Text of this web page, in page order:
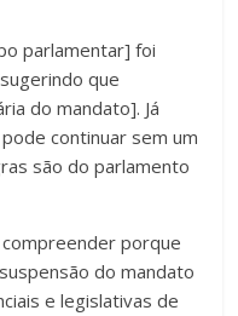
parlamentar] foi
que
do mandato]. Já
continuar sem um
são do parlamento
porque
do mandato
e legislativas de